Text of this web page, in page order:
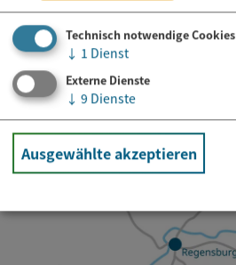
E-Mail*Technisch notwendige Cookies
↓ 1 Dienst
Externe Dienste
↓ 9 Dienste
Ausgewählte akzeptieren